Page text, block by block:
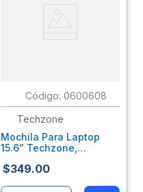
: 0600608
Techzone
Mochila Para Laptop
15.6” Techzone,
Tzlbp56W-C
$349.00